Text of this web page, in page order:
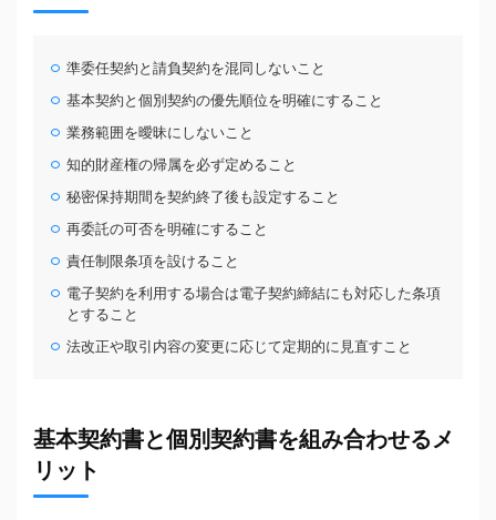
準委任契約と請負契約を混同しないこと
基本契約と個別契約の優先順位を明確にすること
業務範囲を曖昧にしないこと
知的財産権の帰属を必ず定めること
秘密保持期間を契約終了後も設定すること
再委託の可否を明確にすること
責任制限条項を設けること
電子契約を利用する場合は電子契約締結にも対応した条項
とすること
法改正や取引内容の変更に応じて定期的に見直すこと
基本契約書と個別契約書を組み合わせるメ
リット